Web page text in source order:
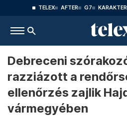
TELEX AFTER G7 KARAKTER
Debreceni
razziázott a
ellenőrzés zajlik
vármegyében